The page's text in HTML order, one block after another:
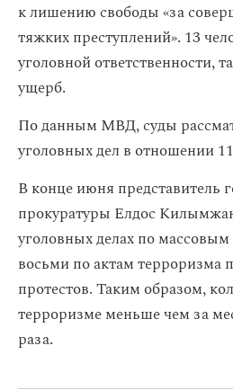
к лишению свободы «за
тяжких преступлений». 13
уголовной ответственности,
ущерб.
По данным МВД, суды
уголовных дел в отношении
В конце июня представитель
прокуратуры Елдос
уголовных делах по
восьми по актам терроризма
протестов. Таким образом,
терроризме меньше чем за
раза.